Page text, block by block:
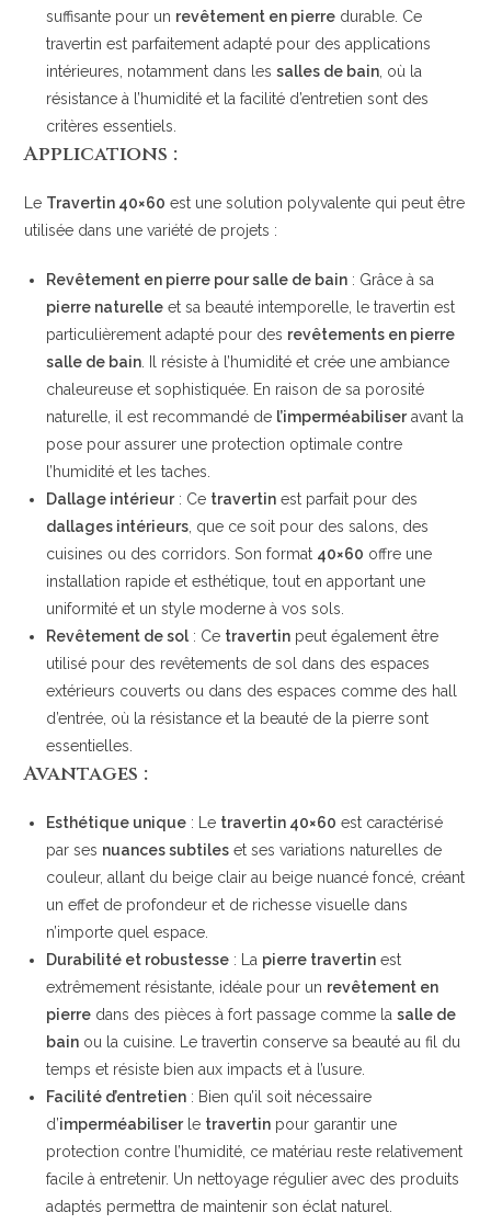
suffisante pour un revêtement en pierre durable. Ce
travertin est parfaitement adapté pour des applications
intérieures, notamment dans lessalles de bain, où la
résistance à l’humidité et la facilité d’entretien sont des
critères essentiels.
Applications :
Le Travertin 40×60 est une solution polyvalente qui peut être
utilisée dans une variété de projets :
Revêtement en pierre pour salle de bain : Grâce à sa
pierre naturelle et sa beauté intemporelle, le travertin est
particulièrement adapté pour des revêtements en pierre
salle de bain. Il résiste à l’humidité et crée une ambiance
chaleureuse et sophistiquée. En raison de sa porosité
naturelle, il est recommandé de l’imperméabiliseravant la
pose pour assurer une protection optimale contre
l’humidité et les taches.
Dallage intérieur: Ce travertin est parfait pour des
dallages intérieurs, que ce soit pour des salons, des
cuisines ou des corridors. Son format 40×60 offre une
installation rapide et esthétique, tout en apportant une
uniformité et un style moderne à vos sols.
Revêtement de sol: Ce travertin peut également être
utilisé pour des revêtements de sol dans des espaces
extérieurs couverts ou dans des espaces comme des hall
d’entrée, où la résistance et la beauté de la pierre sont
essentielles.
Avantages :
Esthétique unique : Le travertin 40×60 est caractérisé
par ses nuances subtiles et ses variations naturelles de
couleur, allant du beige clair au beige nuancé foncé, créant
un effet de profondeur et de richesse visuelle dans
n’importe quel espace.
Durabilité et robustesse : La pierre travertin est
extrêmement résistante, idéale pour un revêtement en
pierre dans des pièces à fort passage comme lasalle de
bain ou la cuisine. Le travertin conserve sa beauté au fil du
temps et résiste bien aux impacts et à l’usure.
Facilité d’entretien : Bien qu’il soit nécessaire
d’imperméabiliserle travertin pour garantir une
protection contre l’humidité, ce matériau reste relativement
facile à entretenir. Un nettoyage régulier avec des produits
adaptés permettra de maintenir son éclat naturel.